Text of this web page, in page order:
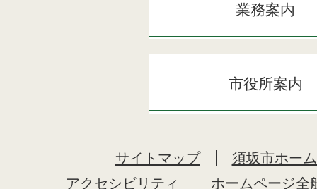
業務案内
市役所案内
サイトマップ
須坂市ホー
アクセシビリティ
ホームページ全